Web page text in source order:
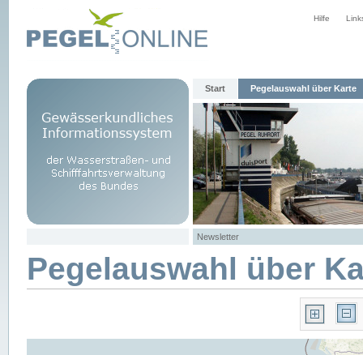
Hilfe
Start Pegelauswahl über Karte
Newsletter
Pegelauswahl über